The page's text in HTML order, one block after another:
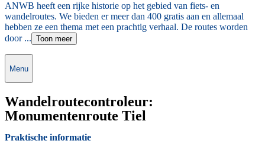
ANWB heeft een rijke historie op het gebied van fiets- en
wandelroutes. We bieden er meer dan 400 gratis aan en allemaal
hebben ze een thema met een prachtig verhaal. De routes worden
door ... Toon meer
Menu
Wandelroutecontroleur:
Monumentenroute Tiel
Praktische informatie